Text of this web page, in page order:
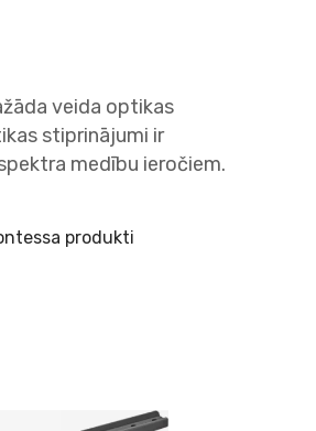
veida optikas
stiprinājumi ir
medību ieročiem.
produkti